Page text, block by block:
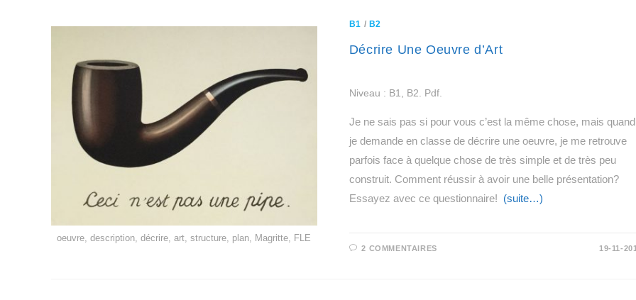
oeuvre, description, décrire, art, structure, plan, Magritte, FLE
B1 / B2
Décrire Une Oeuvre d’Art
Niveau : B1, B2. Pdf.
Je ne sais pas si pour vous c’est la même chose, mais quand
je demande en classe de décrire une oeuvre, je me retrouve
parfois face à quelque chose de très simple et de très peu
construit. Comment réussir à avoir une belle présentation?
Essayez avec ce questionnaire! (suite…)
2 COMMENTAIRES 19-11-